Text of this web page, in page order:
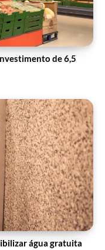
de 6,5
água gratuita